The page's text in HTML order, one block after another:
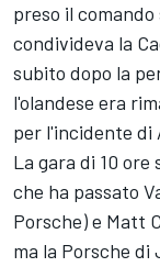
preso il
condivideva la
subito dopo la
l'olandese era
per l'incidente di
La gara di 10
che ha passato
Porsche) e Matt
ma la Porsche di